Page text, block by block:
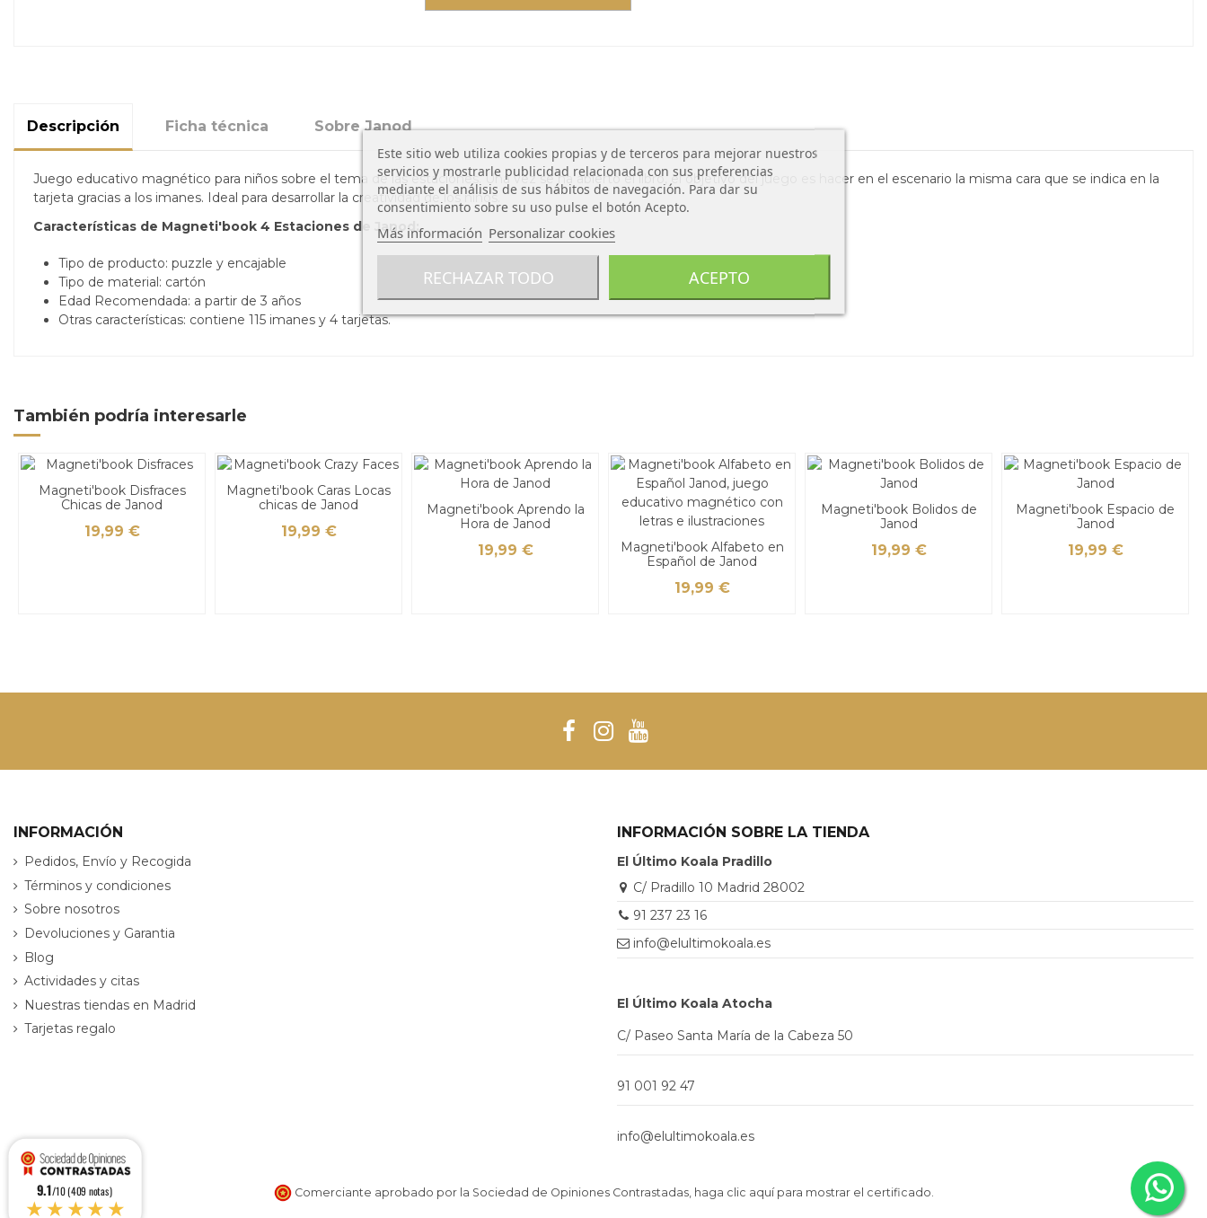
Descripción Ficha técnica Sobre Janod
Juego educativo magnético para niños sobre el tema de las estaciones. Una vez se ha abierto el libro, el objetivo del juego es hacer en el escenario la misma cara que se indica en la
tarjeta gracias a los imanes. Ideal para desarrollar la creatividad de los niños.
Características de Magneti'book 4 Estaciones de Janod:
Tipo de producto: puzzle y encajable
Tipo de material: cartón
Edad Recomendada: a partir de 3 años
Otras características: contiene 115 imanes y 4 tarjetas.
También podría interesarle
Magneti'book Disfraces
Chicas de Janod
19,99 €
Magneti'book Caras Locas
chicas de Janod
19,99 €
Magneti'book Aprendo la
Hora de Janod
19,99 €
Magneti'book Alfabeto en
Español de Janod
19,99 €
Magneti'book Bolidos de
Janod
19,99 €
Magneti'book Espacio de
Janod
19,99 €
INFORMACIÓN
Pedidos, Envío y Recogida
Términos y condiciones
Sobre nosotros
Devoluciones y Garantia
Blog
Actividades y citas
Nuestras tiendas en Madrid
Tarjetas regalo
INFORMACIÓN SOBRE LA TIENDA
El Último Koala Pradillo
C/ Pradillo 10 Madrid 28002
91 237 23 16
info@elultimokoala.es
El Último Koala Atocha
C/ Paseo Santa María de la Cabeza 50
91 001 92 47
info@elultimokoala.es
Este sitio web utiliza cookies propias y de terceros para mejorar nuestros
servicios y mostrarle publicidad relacionada con sus preferencias
mediante el análisis de sus hábitos de navegación. Para dar su
consentimiento sobre su uso pulse el botón Acepto.
Más información Personalizar cookies
RECHAZAR TODO ACEPTO
Comerciante aprobado por la Sociedad de Opiniones Contrastadas, haga clic aquí para mostrar el certificado
9.1/10 (409 notas)
★★★★★